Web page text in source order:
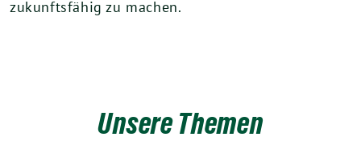
zukunftsfähig zu machen.
Unsere Themen